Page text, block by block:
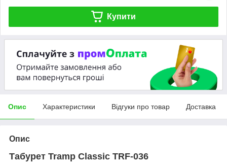
Купити
Опис Характеристики Відгуки про товар Доставка
Опис
Табурет Tramp Classic TRF-036